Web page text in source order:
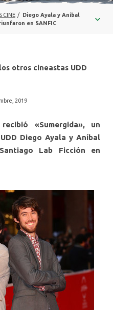
CINE / Diego Ayala y Aníbal
en SANFIC
otros cineastas UDD
2019
«Sumergida», un
Diego Ayala y Aníbal
Lab Ficción en